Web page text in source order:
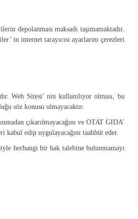
depolanması maksadı taşımamaktadır.
in internet tarayıcısı ayarlarını çerezleri
Web Sitesi’ nin kullanılıyor olması, bu
söz konusu olmayacaktır.
çıkarılmayacağını ve OTAT GIDA’
edip uygulayacağını taahhüt eder.
herhangi bir hak talebine bulunmamayı